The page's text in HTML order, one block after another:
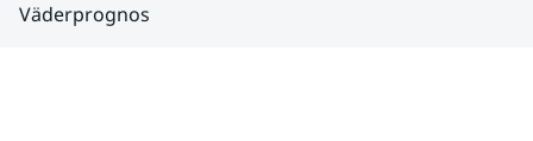
Väderprognos